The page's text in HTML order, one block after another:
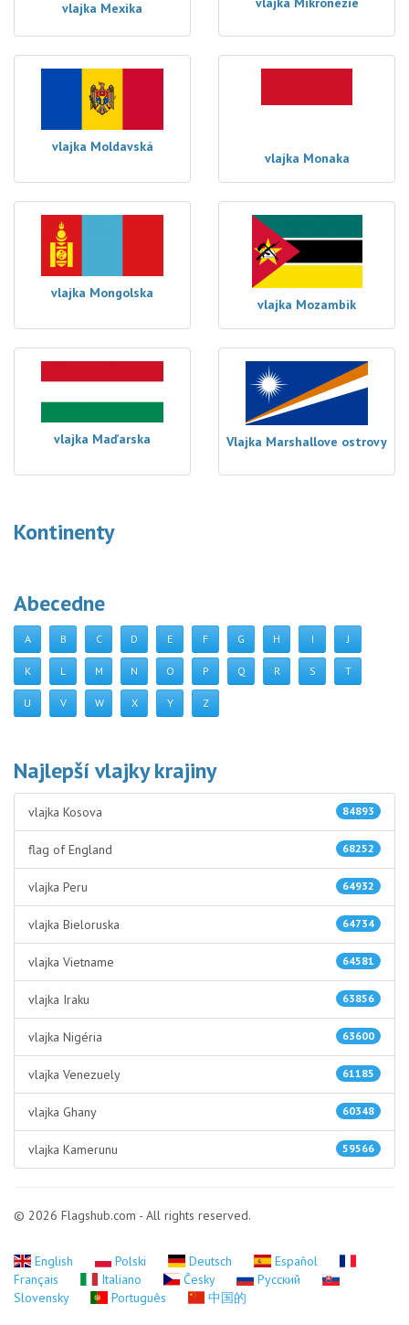
vlajka Mexika
vlajka Moldavská
vlajka Monaka
vlajka Mongolska
vlajka Mozambik
vlajka Maďarska Vlajka Marshallove ostrovy
Kontinenty
Abecedne
A B C D E F G H I J
K L M N O P Q R S T
U V W X Y Z
Najlepší vlajky krajiny
84893
vlajka Kosova
68252
flag of England
64932
vlajka Peru
64734
vlajka Bieloruska
64581
vlajka Vietname
63856
vlajka Iraku
63600
vlajka Nigéria
61185
vlajka Venezuely
60348
vlajka Ghany
59566
vlajka Kamerunu
© 2026 Flagshub.com - All rights reserved.
English Polski Deutsch
Español
Français
Italiano Česky
Русский
Slovensky
Português 中国的